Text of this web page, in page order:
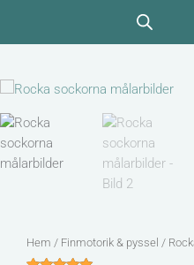
innehåll
Hem / Finmotorik & pyssel /